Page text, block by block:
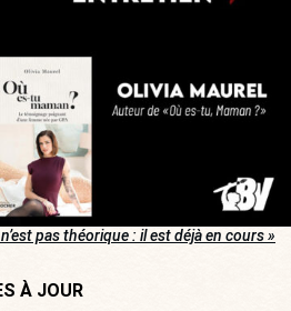
pas théorique : il est déjà en cours »
À JOUR